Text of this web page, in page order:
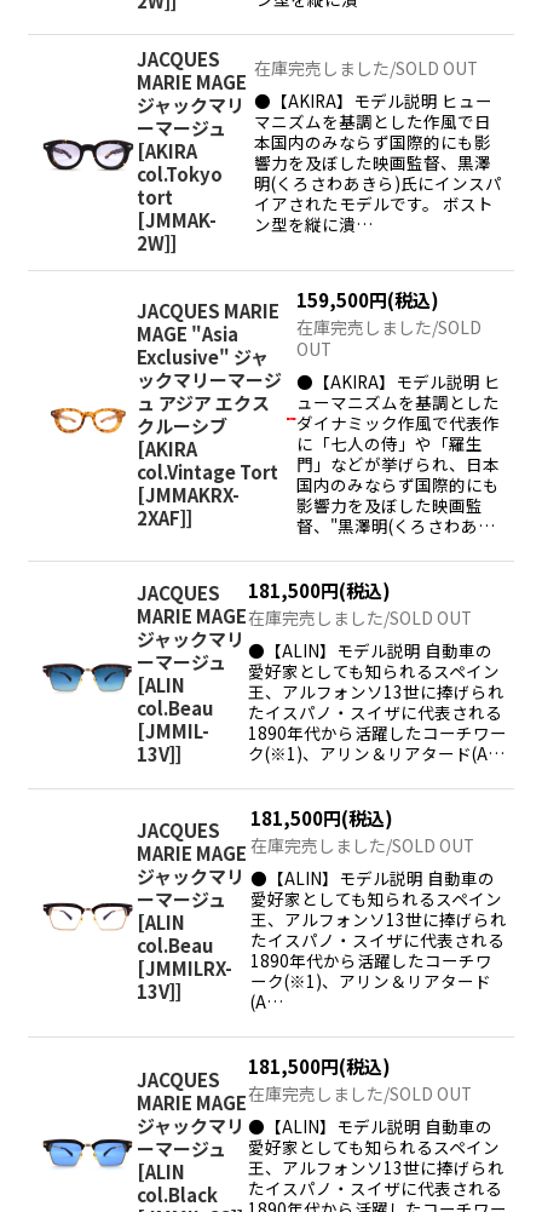
JACQUES
MARIE MAGE
ジャックマリ
ーマージュ
[AKIRA
col.Tokyo
tort
[JMMAK-
2W]]
在庫完売しました/SOLD OUT
●【AKIRA】モデル説明 ヒュー
マニズムを基調とした作風で日
本国内のみならず国際的にも影
響力を及ぼした映画監督、黒澤
明(くろさわあきら)氏にインスパ
イアされたモデルです。 ボスト
ン型を縦に潰…
JACQUES MARIE
MAGE "Asia
Exclusive" ジャ
ックマリーマージ
ュ アジア エクス
クルーシブ
[AKIRA
col.Vintage Tort
[JMMAKRX-
2XAF]]
159,500円(税込)
在庫完売しました/SOLD
OUT
●【AKIRA】モデル説明 ヒ
ューマニズムを基調とした
ダイナミック作風で代表作
に「七人の侍」や「羅生
門」などが挙げられ、日本
国内のみならず国際的にも
影響力を及ぼした映画監
督、"黒澤明(くろさわあ…
JACQUES
MARIE MAGE
ジャックマリ
ーマージュ
[ALIN
col.Beau
[JMMIL-
13V]]
181,500円(税込)
在庫完売しました/SOLD OUT
●【ALIN】モデル説明 自動車の
愛好家としても知られるスペイン
王、アルフォンソ13世に捧げられ
たイスパノ・スイザに代表される
1890年代から活躍したコーチワー
ク(※1)、アリン＆リアタード(A…
JACQUES
MARIE MAGE
ジャックマリ
ーマージュ
[ALIN
col.Beau
[JMMILRX-
13V]]
181,500円(税込)
在庫完売しました/SOLD OUT
●【ALIN】モデル説明 自動車の
愛好家としても知られるスペイン
王、アルフォンソ13世に捧げられ
たイスパノ・スイザに代表される
1890年代から活躍したコーチワ
ーク(※1)、アリン＆リアタード
(A…
JACQUES
MARIE MAGE
ジャックマリ
ーマージュ
[ALIN
col.Black
181,500円(税込)
在庫完売しました/SOLD OUT
●【ALIN】モデル説明 自動車の
愛好家としても知られるスペイン
王、アルフォンソ13世に捧げられ
たイスパノ・スイザに代表される